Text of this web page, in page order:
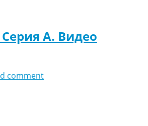
A. Видео
comment